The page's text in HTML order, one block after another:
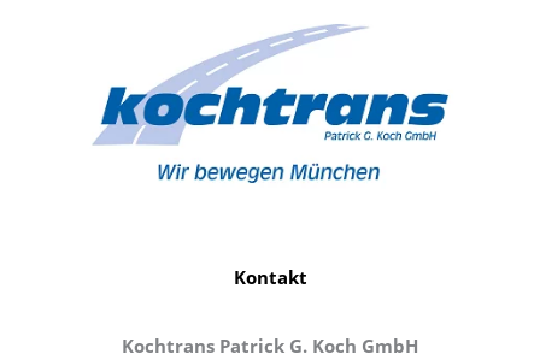
Kontakt
Kochtrans Patrick G. Koch GmbH